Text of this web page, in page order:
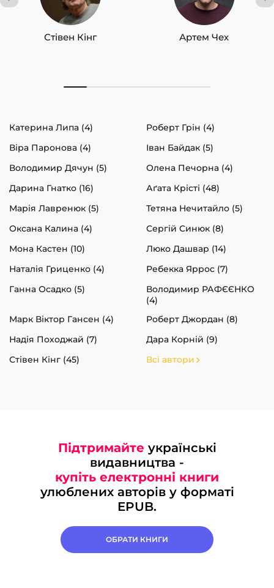
Стівен Кінг Артем Чех
Катерина Липа (4)
Роберт Грін (4)
Віра Паронова (4)
Іван Байдак (5)
Володимир Дячун (5)
Олена Печорна (4)
Дарина Гнатко (16)
Аґата Крісті (48)
Марія Лавренюк (5)
Тетяна Нечитайло (5)
Оксана Калина (4)
Сергій Синюк (8)
Мона Кастен (10)
Люко Дашвар (14)
Наталія Гриценко (4)
Ребекка Яррос (7)
Ганна Осадко (5)
Володимир РАФЄЄНКО
(4)
Марк Віктор Гансен (4)
Роберт Джордан (8)
Надія Походжай (7)
Дара Корній (9)
Стівен Кінг (45)
Всі автори
Підтримайте українські
видавництва -
купіть електронні книги
улюблених авторів у форматі
EPUB.
ОБРАТИ КНИГИ